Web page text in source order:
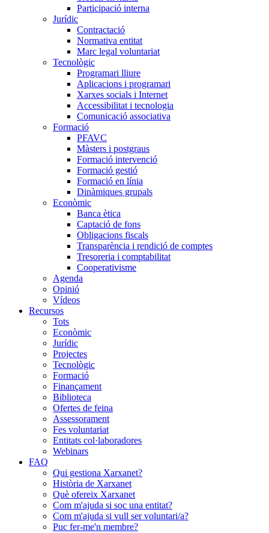
Participació interna
Jurídic
Contractació
Normativa entitat
Marc legal voluntariat
Tecnològic
Programari lliure
Aplicacions i programari
Xarxes socials i Internet
Accessibilitat i tecnologia
Comunicació associativa
Formació
PFAVC
Màsters i postgraus
Formació intervenció
Formació gestió
Formació en línia
Dinàmiques grupals
Econòmic
Banca ètica
Captació de fons
Obligacions fiscals
Transparència i rendició de comptes
Tresoreria i comptabilitat
Cooperativisme
Agenda
Opinió
Vídeos
Recursos
Tots
Econòmic
Jurídic
Projectes
Tecnològic
Formació
Finançament
Biblioteca
Ofertes de feina
Assessorament
Fes voluntariat
Entitats col·laboradores
Webinars
FAQ
Qui gestiona Xarxanet?
Història de Xarxanet
Què ofereix Xarxanet
Com m'ajuda si soc una entitat?
Com m'ajuda si vull ser voluntari/a?
Puc fer-me'n membre?